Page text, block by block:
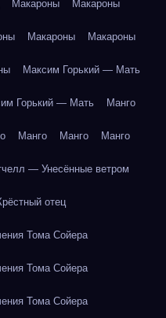
Макароны Макароны
Макароны Макароны
Максим Горький — Мать
Горький — Мать Манго
Манго Манго Манго
— Унесённые ветром
отец
Тома Сойера
Тома Сойера
Тома Сойера